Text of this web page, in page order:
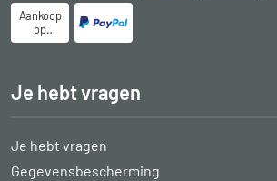
Aankoop
op
rekening
Je hebt vragen
Je hebt vragen
Gegevensbescherming